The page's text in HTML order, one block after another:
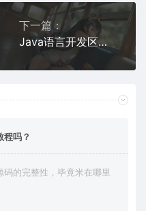
下一篇：
Java语言开发区块链交易所源码 | 支持法币OTC、永续合约、期权与自动化交易机器人
程吗？
的完整性，毕竟米在哪里